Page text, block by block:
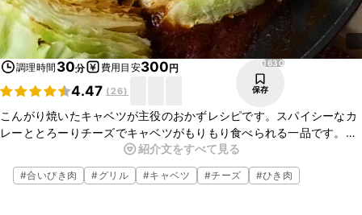
調理時間 30分 費用目安300円
4.47 (26)
1630
保存
こんがり焼いたキャベツが主役のおかずレシピです。スパイシーなカ
レーととろーりチーズでキャベツがもりもり食べられる一品です。フ
ライパン一つで調理が完成し、そのまま食卓にもだせるので、洗い物
も少なくて済みますよ。
紹介文をすべて見る
#合いびき肉 #グリル #キャベツ #チーズ #ひき肉